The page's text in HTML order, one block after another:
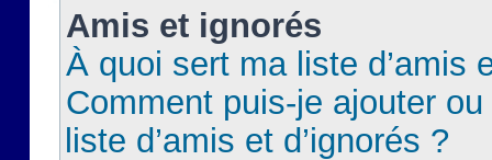
Amis et ignorés
À quoi sert ma liste d’amis
Comment puis-je ajouter
liste d’amis et d’ignorés ?